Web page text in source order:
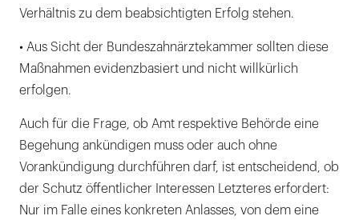
Verhältnis zu dem beabsichtigten Erfolg stehen.
• Aus Sicht der Bundeszahnärztekammer sollten diese
Maßnahmen evidenzbasiert und nicht willkürlich
erfolgen.
Auch für die Frage, ob Amt respektive Behörde eine
Begehung ankündigen muss oder auch ohne
Vorankündigung durchführen darf, ist entscheidend, ob
der Schutz öffentlicher Interessen Letzteres erfordert:
Nur im Falle eines konkreten Anlasses, von dem eine